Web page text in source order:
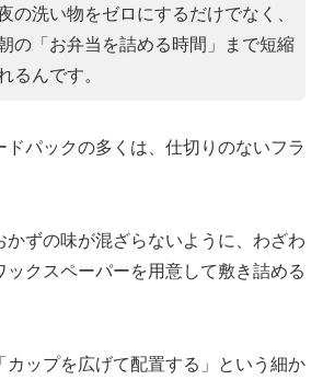
の洗い物をゼロにするだけでなく、
の「お弁当を詰める時間」まで短縮
るんです。
ドパックの多くは、仕切りのないフラ
かずの味が混ざらないように、わざわ
ックスペーパーを用意して敷き詰める
カップを広げて配置する」という細か